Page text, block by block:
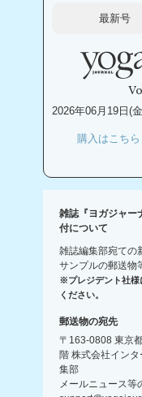
最新号
2026年06月19日(
購入はこちら
雑誌『ヨガジャー
付について
雑誌編集部宛ての
サンプルの郵送物
※プレジデント社様
ください。
郵送物の宛先
〒163-0808 東京
階 株式会社イン
集部
メールニュース等